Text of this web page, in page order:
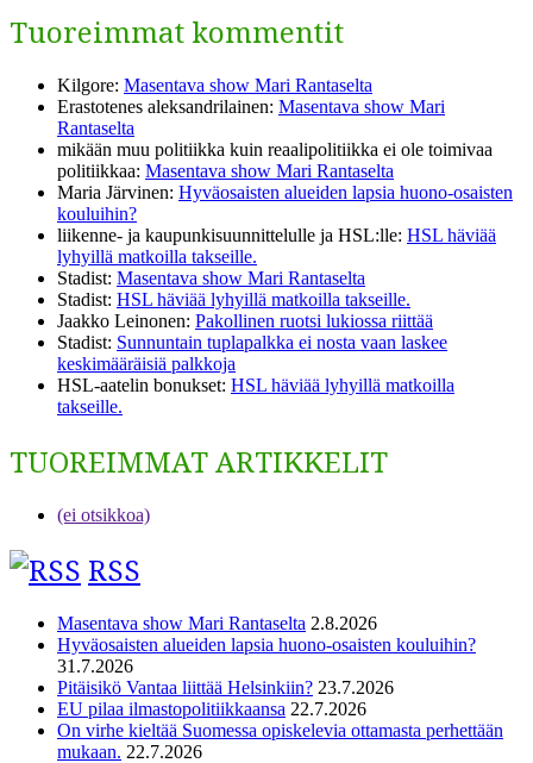
Tuoreimmat kommentit
Kilgore: Masentava show Mari Rantaselta
Erastotenes aleksandrilainen: Masentava show Mari
Rantaselta
mikään muu politiikka kuin reaalipolitiikka ei ole toimivaa
politiikkaa: Masentava show Mari Rantaselta
Maria Järvinen: Hyväosaisten alueiden lapsia huono-osaisten
kouluihin?
liikenne- ja kaupunkisuunnittelulle ja HSL:lle: HSL häviää
lyhyillä matkoilla takseille.
Stadist: Masentava show Mari Rantaselta
Stadist: HSL häviää lyhyillä matkoilla takseille.
Jaakko Leinonen: Pakollinen ruotsi lukiossa riittää
Stadist: Sunnuntain tuplapalkka ei nosta vaan laskee
keskimääräisiä palkkoja
HSL-aatelin bonukset: HSL häviää lyhyillä matkoilla
takseille.
TUOREIMMAT ARTIKKELIT
(ei otsikkoa)
RSS
Masentava show Mari Rantaselta 2.8.2026
Hyväosaisten alueiden lapsia huono-osaisten kouluihin?
31.7.2026
Pitäisikö Vantaa liittää Helsinkiin? 23.7.2026
EU pilaa ilmastopolitiikkaansa 22.7.2026
On virhe kieltää Suomessa opiskelevia ottamasta perhettään
mukaan. 22.7.2026